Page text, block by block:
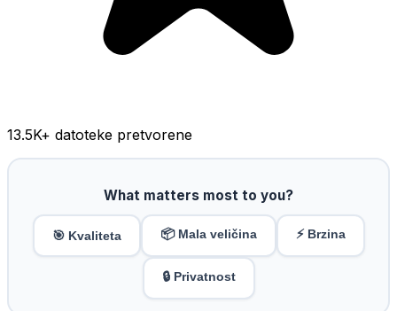
13.5K+ datoteke pretvorene
What matters most to you?
🎯 Kvaliteta 📦 Mala veličina ⚡ Brzina
🔒 Privatnost